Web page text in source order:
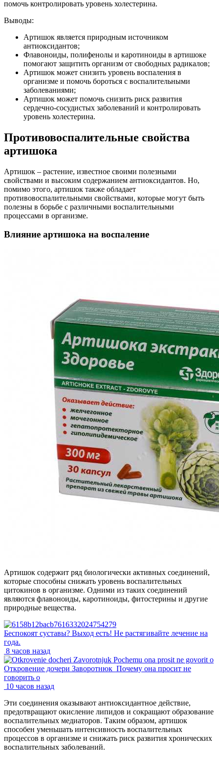
помочь контролировать уровень холестерина.
Выводы:
Артишок является природным источником
антиоксидантов;
Флавоноиды, полифенолы и каротиноиды в артишоке
помогают защитить организм от свободных радикалов;
Артишок может снизить уровень воспаления в
организме и помочь бороться с воспалительными
заболеваниями;
Артишок может помочь снизить риск развития
сердечно-сосудистых заболеваний и контролировать
уровень холестерина.
Противовоспалительные свойства
артишока
Артишок – растение, известное своими полезными
свойствами и высоким содержанием антиоксидантов. Но,
помимо этого, артишок также обладает
противовоспалительными свойствами, которые могут быть
полезны в борьбе с различными воспалительными
процессами в организме.
Влияние артишока на воспаление
Артишок содержит ряд биологически активных соединений,
которые способны снижать уровень воспалительных
цитокинов в организме. Одними из таких соединений
являются флавоноиды, каротиноиды, фитостерины и другие
природные вещества.
Беспокоят суставы? Выход есть! Не растягивайте лечение на
года.
8 часов назад
Откровение дочери Заворотнюк_Почему она просит не
говорить о
10 часов назад
Эти соединения оказывают антиоксидантное действие,
предотвращают окисление липидов и сокращают образование
воспалительных медиаторов. Таким образом, артишок
способен уменьшать интенсивность воспалительных
процессов в организме и снижать риск развития хронических
воспалительных заболеваний.